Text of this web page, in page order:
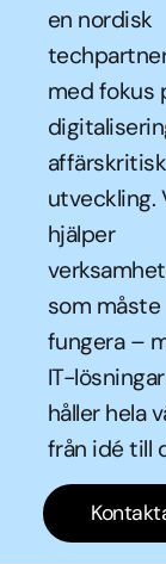
en nordisk
med fokus
affärskritisk
utveckling.
hjälper
som måste
fungera –
IT-
håller hela
från idé till